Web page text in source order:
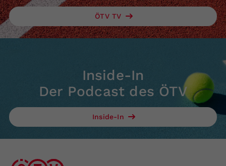
ÖTV TV
Inside-In
Der Podcast des ÖTV
Inside-In